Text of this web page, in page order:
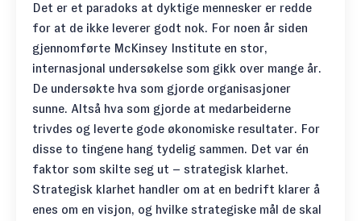
Det er et paradoks at dyktige mennesker er redde
for at de ikke leverer godt nok. For noen år siden
gjennomførte McKinsey Institute en stor,
internasjonal undersøkelse som gikk over mange år.
De undersøkte hva som gjorde organisasjoner
sunne. Altså hva som gjorde at medarbeiderne
trivdes og leverte gode økonomiske resultater. For
disse to tingene hang tydelig sammen. Det var én
faktor som skilte seg ut – strategisk klarhet.
Strategisk klarhet handler om at en bedrift klarer å
enes om en visjon, og hvilke strategiske mål de skal